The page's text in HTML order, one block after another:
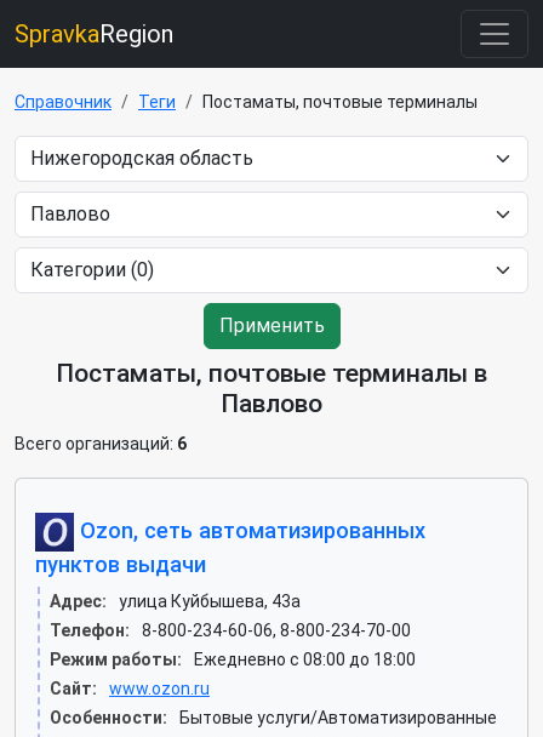
SpravkaRegion
Справочник Теги Постаматы, почтовые терминалы
Применить
Постаматы, почтовые терминалы в
Павлово
Всего организаций: 6
Ozon, сеть автоматизированных
пунктов выдачи
Адрес:
улица Куйбышева, 43а
Телефон:
8-800-234-60-06, 8-800-234-70-00
Режим работы:
Ежедневно с 08:00 до 18:00
Сайт:
www.ozon.ru
Особенности:
Бытовые услуги/Автоматизированные